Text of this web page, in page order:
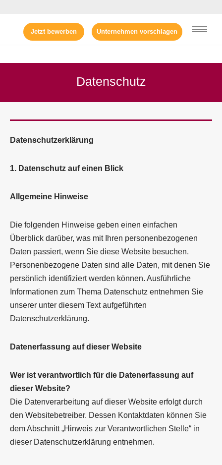
Inhalt
Jetzt bewerben Unternehmen vorschlagen
Datenschutz
Datenschutz­erklärung
1. Datenschutz auf einen Blick
Allgemeine Hinweise
Die folgenden Hinweise geben einen einfachen
Überblick darüber, was mit Ihren personenbezogenen
Daten passiert, wenn Sie diese Website besuchen.
Personenbezogene Daten sind alle Daten, mit denen Sie
persönlich identifiziert werden können. Ausführliche
Informationen zum Thema Datenschutz entnehmen Sie
unserer unter diesem Text aufgeführten
Datenschutzerklärung.
Datenerfassung auf dieser Website
Wer ist verantwortlich für die Datenerfassung auf
dieser Website?
Die Datenverarbeitung auf dieser Website erfolgt durch
den Websitebetreiber. Dessen Kontaktdaten können Sie
dem Abschnitt „Hinweis zur Verantwortlichen Stelle“ in
dieser Datenschutzerklärung entnehmen.